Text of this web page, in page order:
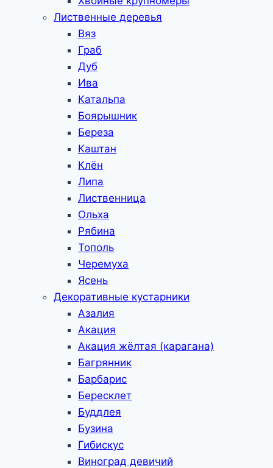
Лиственные деревья
Вяз
Граб
Дуб
Ива
Катальпа
Боярышник
Береза
Каштан
Клён
Липа
Лиственница
Ольха
Рябина
Тополь
Черемуха
Ясень
Декоративные кустарники
Азалия
Акация
Акация жёлтая (карагана)
Багрянник
Барбарис
Бересклет
Буддлея
Бузина
Гибискус
Виноград девичий